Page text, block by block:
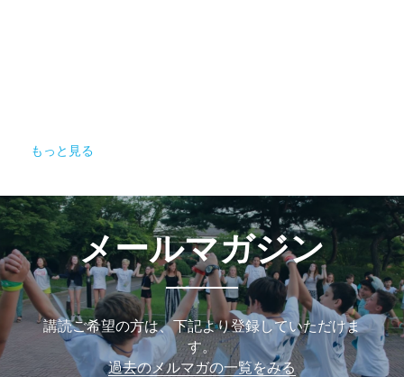
もっと見る
メールマガジン​
講読ご希望の方は、下記より登録していただけま
す。
過去のメルマガの一覧をみる